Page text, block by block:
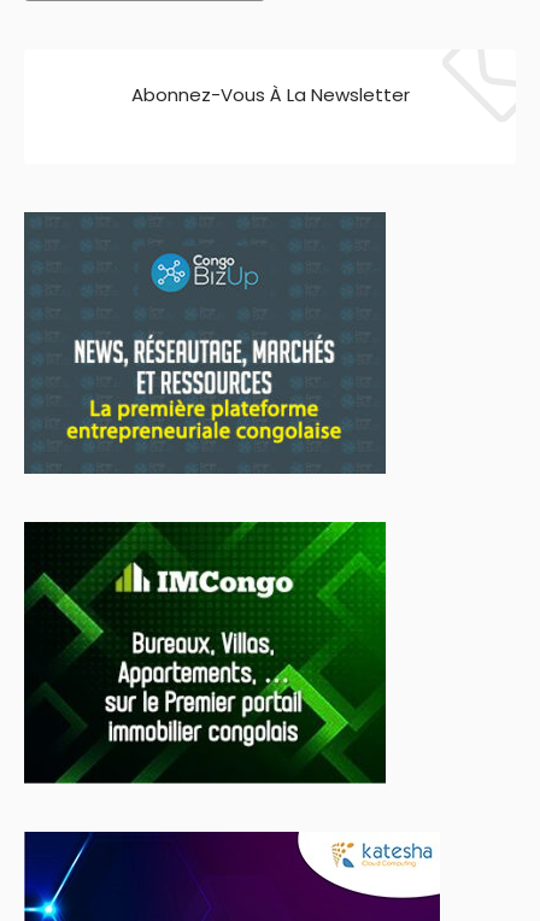
Abonnez-Vous À La Newsletter